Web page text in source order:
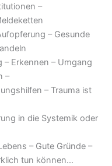
–
– Gesunde
– Erkennen – Umgang
–
– Trauma ist
in die Systemik oder
– Gute Gründe –
tun können…